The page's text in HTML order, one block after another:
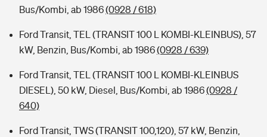
Bus/Kombi, ab 1986(0928 / 618)
Ford Transit, TEL (TRANSIT 100 L KOMBI-KLEINBUS), 57
kW, Benzin, Bus/Kombi, ab 1986(0928 / 639)
Ford Transit, TEL (TRANSIT 100 L KOMBI-KLEINBUS
DIESEL), 50 kW, Diesel, Bus/Kombi, ab 1986(0928 /
640)
Ford Transit, TWS (TRANSIT 100,120), 57 kW, Benzin,